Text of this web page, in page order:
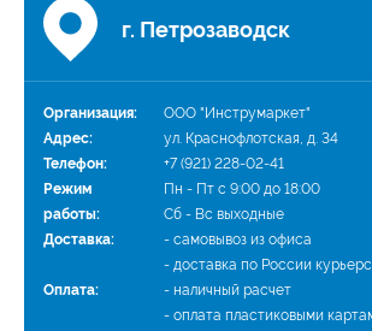
г. Петрозаводск
Организация:
ООО "Инструмаркет"
Адрес:
ул. Краснофлотская, д. 34
Телефон:
+7 (921) 228-02-41
Режим
работы:
Пн - Пт с 9:00 до 18:00
Сб - Вс выходные
Доставка:
- самовывоз из офиса
- доставка по России
Оплата:
- наличный расчет
- оплата пластиковыми